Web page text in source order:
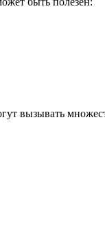
вызывать